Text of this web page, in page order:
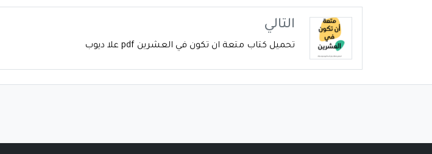
التالي
تحميل كتاب متعة ان تكون في العشرين pdf علا ديوب